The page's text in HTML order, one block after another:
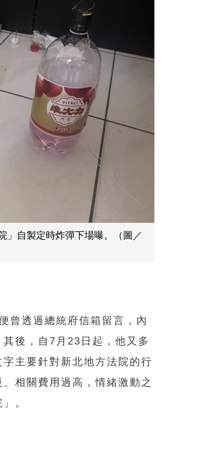
」自製定時炸彈下場曝。（圖／
曾透過總統府信箱留言，內
後，自7月23日起，他又多
主要針對新北地方法院的行
相關費用過高，情緒激動之
。